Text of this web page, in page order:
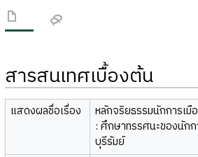
สารสนเทศเบื้องต้น
แสดงผลชื่อเรื่อง
หลักจริยธรรมนักการเ
: ศึกษาทรรศนะของนักก
บุรีรัมย์